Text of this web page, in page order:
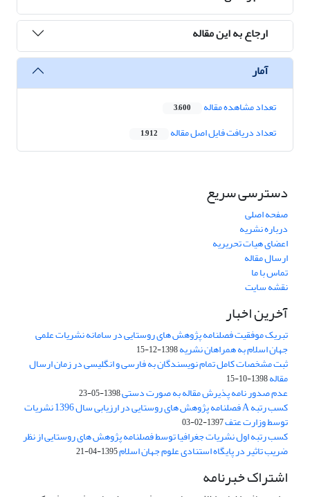
ارجاع به این مقاله
آمار
تعداد مشاهده مقاله 3,600
تعداد دریافت فایل اصل مقاله 1,912
دسترسی سریع
صفحه اصلی
درباره نشریه
اعضای هیات تحریریه
ارسال مقاله
تماس با ما
نقشه سایت
آخرین اخبار
تبریک موفقیت فصلنامه پژوهش های روستایی در سامانه نشریات علمی
جهان اسلام به همراهان نشریه1398-12-15
ثبت مشخصات کامل تمام نویسندگان به فارسی و انگلیسی در زمان ارسال
مقاله1398-10-15
عدم صدور نامه پذیرش مقاله به صورت دستی1398-05-23
کسب رتبه A فصلنامه پژوهش های روستایی در ارزیابی سال 1396 نشریات
توسط وزارت عتف1397-02-03
کسب رتبه اول نشریات جغرافیا توسط فصلنامه پژوهش های روستایی از نظر
ضریب تاثیر در پایگاه استنادی علوم جهان اسلام1395-04-21
اشتراک خبرنامه